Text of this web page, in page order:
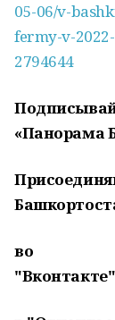
05-06/v-
fermy-v-
2794644
«Панорама
во